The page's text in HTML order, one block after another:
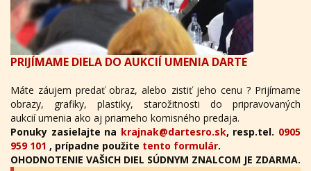
PRIJÍMAME DIELA DO AUKCIÍ UMENIA DARTE
Máte záujem predať obraz, alebo zistiť jeho cenu ? Prijímame
obrazy, grafiky, plastiky, starožitnosti do pripravovaných
aukcií umenia ako aj priameho komisného predaja.
Ponuky zasielajte na krajnak@dartesro.sk, resp.tel. 0905
959 101 , prípadne použite tento formulár.
OHODNOTENIE VAŠICH DIEL SÚDNYM ZNALCOM JE ZDARMA.